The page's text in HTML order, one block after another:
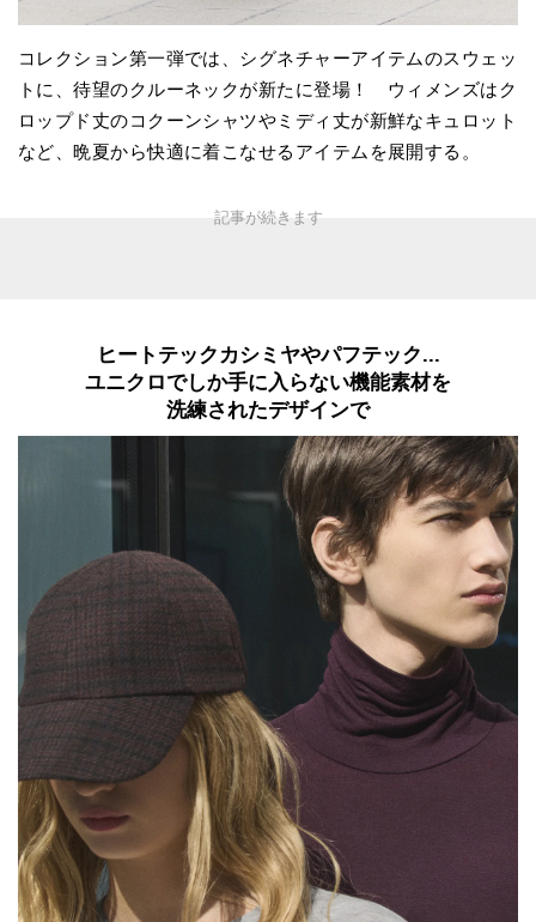
コレクション第一弾では、シグネチャーアイテムのスウェッ
トに、待望のクルーネックが新たに登場！ ウィメンズはク
ロップド丈のコクーンシャツやミディ丈が新鮮なキュロット
など、晩夏から快適に着こなせるアイテムを展開する。
ヒートテックカシミヤやパフテック...
ユニクロでしか手に入らない機能素材を
洗練されたデザインで